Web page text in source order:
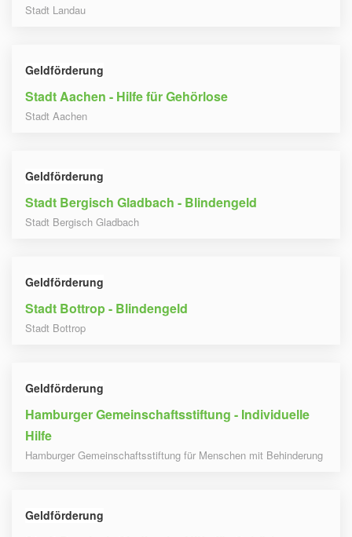
Stadt Landau
Geldförderung
Stadt Aachen - Hilfe für Gehörlose
Stadt Aachen
Geldförderung
Stadt Bergisch Gladbach - Blindengeld
Stadt Bergisch Gladbach
Geldförderung
Stadt Bottrop - Blindengeld
Stadt Bottrop
Geldförderung
Hamburger Gemeinschaftsstiftung - Individuelle
Hilfe
Hamburger Gemeinschaftsstiftung für Menschen mit Behinderung
Geldförderung